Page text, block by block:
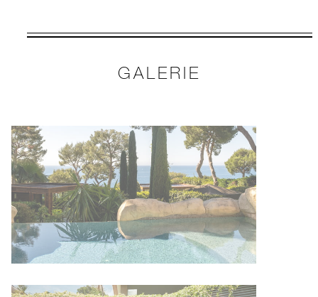
OFFRE VALABLE POUR UNE
6 AOÛT 2026 – 31 DÉC. 2026
D’autres restrictions peuvent s’appliquer.
SÉJOUR MINIMUM :
4 NUITS
LES RÉSERVATIONS DOIVENT ÊTRE
EFFECTUÉES AU MINIMUM 7 JOURS
À L'AVANCE
GALERIE